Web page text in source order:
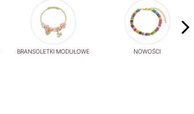
BRANSOLETKI MODUŁOWE NOWOŚCI